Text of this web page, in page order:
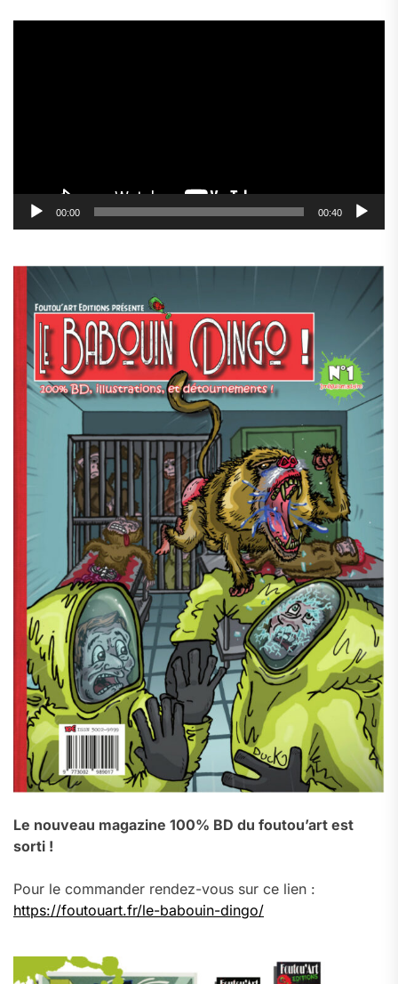
00:00 00:40
Le nouveau magazine 100% BD du foutou’art est
sorti !
Pour le commander rendez-vous sur ce lien :
https://foutouart.fr/le-babouin-dingo/